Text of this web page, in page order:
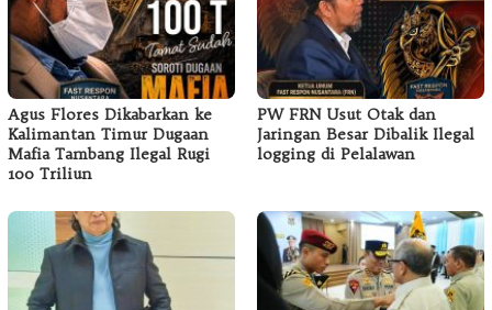
Agus Flores Dikabarkan ke
Kalimantan Timur Dugaan
Mafia Tambang Ilegal Rugi
100 Triliun
PW FRN Usut Otak dan
Jaringan Besar Dibalik Ilegal
logging di Pelalawan